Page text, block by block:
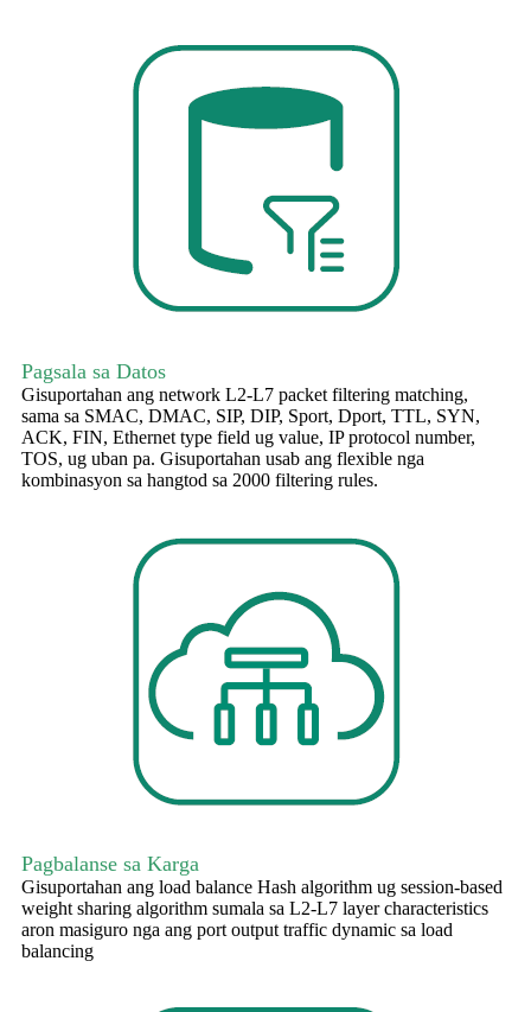
Pagsala sa Datos
Gisuportahan ang network L2-L7 packet filtering matching,
sama sa SMAC, DMAC, SIP, DIP, Sport, Dport, TTL, SYN,
ACK, FIN, Ethernet type field ug value, IP protocol number,
TOS, ug uban pa. Gisuportahan usab ang flexible nga
kombinasyon sa hangtod sa 2000 filtering rules.
Pagbalanse sa Karga
Gisuportahan ang load balance Hash algorithm ug session-based
weight sharing algorithm sumala sa L2-L7 layer characteristics
aron masiguro nga ang port output traffic dynamic sa load
balancing